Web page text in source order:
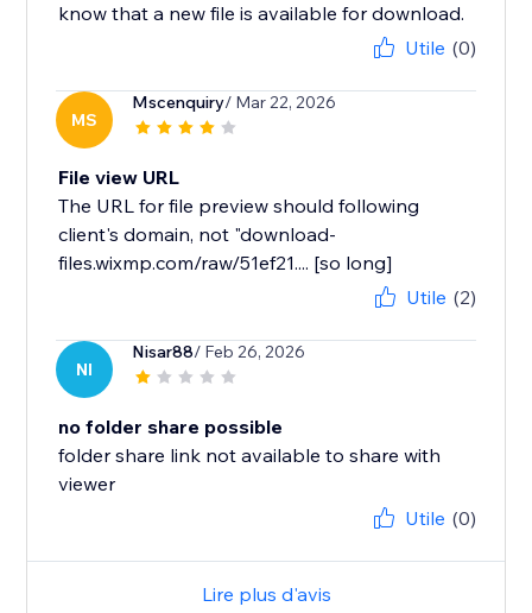
know that a new file is available for download.
Utile (0)
MS
Mscenquiry/ Mar 22, 2026
File view URL
The URL for file preview should following
client's domain, not "download-
files.wixmp.com/raw/51ef21.... [so long]
Utile (2)
NI
Nisar88/ Feb 26, 2026
no folder share possible
folder share link not available to share with
viewer
Utile (0)
Lire plus d'avis